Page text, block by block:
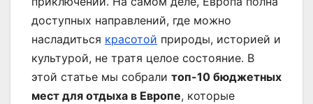
доступных направлений, где можно
насладиться красотой природы, историей и
культурой, не тратя целое состояние. В
этой статье мы собрали топ-10 бюджетных
мест для отдыха в Европе, которые